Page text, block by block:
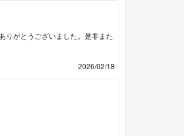
りがとうございました。是非また
2026/02/18